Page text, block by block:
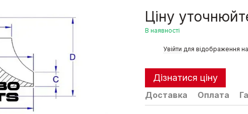
Ціну
В наявності
Увійти для відображення
Дізнатися ціну
Доставка Оплата